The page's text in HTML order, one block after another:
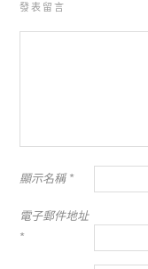
發表留言
顯示名稱 *
電子郵件地址
*